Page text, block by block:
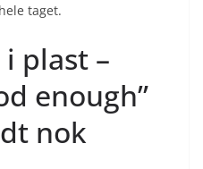
taget.
plast –
enough”
nok